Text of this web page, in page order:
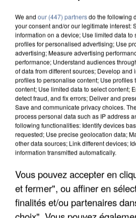
L’UN DES FONDATEURS
We and our (447) partnersdo the following
your consent and/or our legitimate interest:
information on a device; Use limited data to
profiles for personalised advertising; Use
advertising; Measure advertising
performance; Understand audiences
of data from different sources; Develop and
profiles to personalise content; Use profiles
content; Use limited data to select content;
detect fraud, and fix errors; Deliver and
Save and communicate privacy choices.
process personal data such as IP address
following functionalities: Identify devices
requested; Use precise geolocation data;
other data sources; Link different devices;
information transmitted automatically.
Vous pouvez accepter en
et fermer", ou affiner en
finalités et/ou partenaires